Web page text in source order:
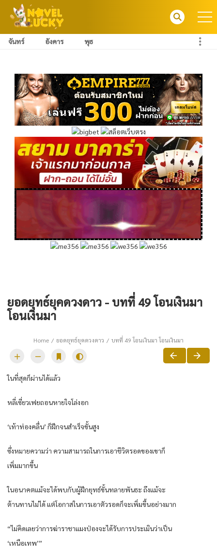
จันทร์ อังคาร พุธ
ยอดยุทธ์ยุคดวงดาว - บทที่ 49 โอนเงินมา
โอนเงินมา
Home ยอดยุทธ์ยุคดวงดาว บทที่ 49 โอนเงินมา โอนเงินมา
ในที่สุดก็ผ่านได้แล้ว
หลี่เซี่ยวเฟยถอนหายใจโล่งอก
‘เท้าท่องคลื่น’ ก็ฝึกจนสำเร็จขั้นสูง
ซึ่งหมายความว่า ความสามารถในการเอาชีวิตรอดของเขาก็
เพิ่มมากขึ้น
ในอนาคตแม้จะได้พบกับผู้ฝึกยุทธ์ขั้นทลายพันธะ ถึงแม้จะ
ต้านทานไม่ได้ แต่โอกาสในการเอาตัวรอดก็จะเพิ่มขึ้นอย่างมาก
“ไม่คิดเลยว่าการฆ่าราชาแมงป่องจะได้รับการประเมินว่าเป็น
‘เหนือเทพ’”